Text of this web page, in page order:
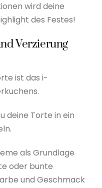
wird deine
des Festes!
Verzierung
ist das i-
deine Torte in ein
als Grundlage
oder bunte
und Geschmack